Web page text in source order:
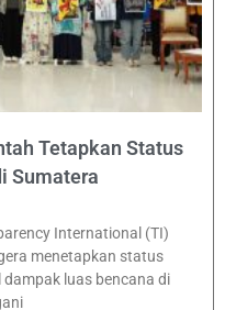
Tetapkan Status
Sumatera
International (TI)
menetapkan status
luas bencana di